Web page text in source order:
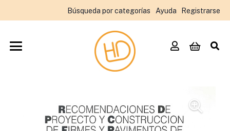
Búsqueda por categorías Ayuda Registrarse